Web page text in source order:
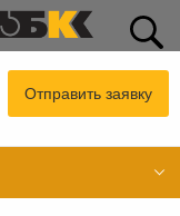
Отправить заявку